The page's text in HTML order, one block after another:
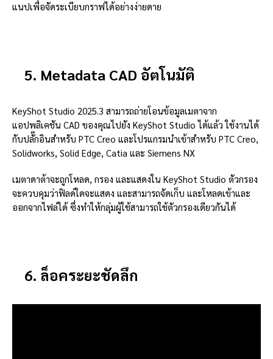
แนปเพื่อจัดระเบียบกราฟได้อย่างง่ายดาย
5. Metadata CAD อัตโนมัติ
KeyShot Studio 2025.3 สามารถถ่ายโอนข้อมูลเมตาจาก
แอปพลิเคชัน CAD ของคุณไปยัง KeyShot Studio ได้แล้ว ใช้งานได้
กับปลั๊กอินสำหรับ PTC Creo และโปรแกรมนำเข้าสำหรับ PTC Creo,
Solidworks, Solid Edge, Catia และ Siemens NX
เมตาดาต้าจะถูกโหลด, กรอง และแสดงใน KeyShot Studio ตัวกรอง
จะควบคุมว่าฟิลด์ใดจะแสดง และสามารถจัดเก็บ และโหลดเข้าและ
ออกจากไฟล์ได้ ซึ่งทำให้กลุ่มผู้ใช้สามารถใช้ตัวกรองเดียวกันได้
6. ล็อคระยะชัดลึก